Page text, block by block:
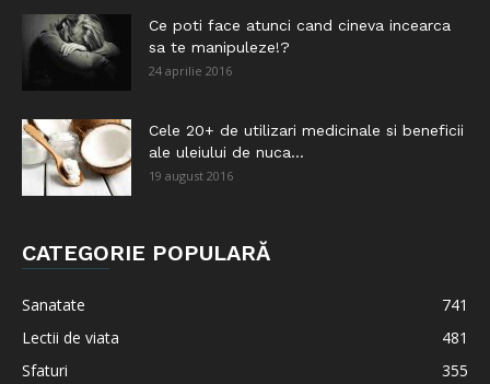
Ce poti face atunci cand cineva incearca
sa te manipuleze!?
24 aprilie 2016
Cele 20+ de utilizari medicinale si beneficii
ale uleiului de nuca...
19 august 2016
CATEGORIE POPULARĂ
Sanatate
741
Lectii de viata
481
Sfaturi
355